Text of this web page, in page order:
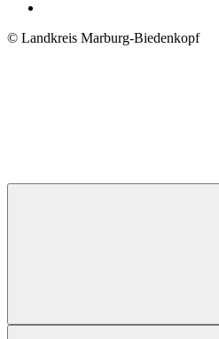
© Landkreis Marburg-Biedenkopf